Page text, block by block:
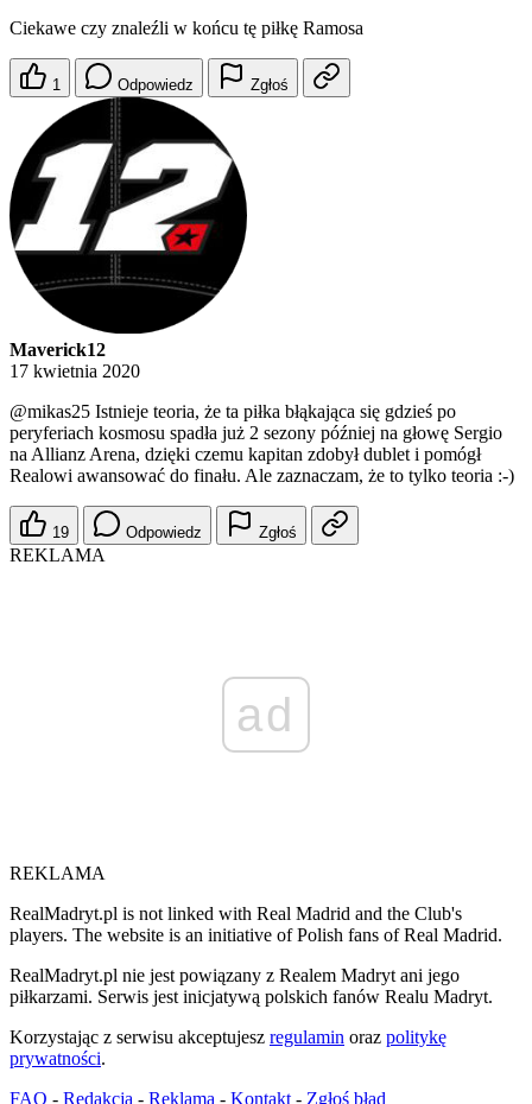
Ciekawe czy znaleźli w końcu tę piłkę Ramosa
1 Odpowiedz Zgłoś
Maverick12
17 kwietnia 2020
@mikas25 Istnieje teoria, że ta piłka błąkająca się gdzieś po
peryferiach kosmosu spadła już 2 sezony później na głowę Sergio
na Allianz Arena, dzięki czemu kapitan zdobył dublet i pomógł
Realowi awansować do finału. Ale zaznaczam, że to tylko teoria :-)
19 Odpowiedz Zgłoś
REKLAMA
ad
REKLAMA
RealMadryt.pl is not linked with Real Madrid and the Club's
players. The website is an initiative of Polish fans of Real Madrid.
RealMadryt.pl nie jest powiązany z Realem Madryt ani jego
piłkarzami. Serwis jest inicjatywą polskich fanów Realu Madryt.
Korzystając z serwisu akceptujesz regulamin oraz politykę
prywatności.
FAQ - Redakcja - Reklama - Kontakt - Zgłoś błąd